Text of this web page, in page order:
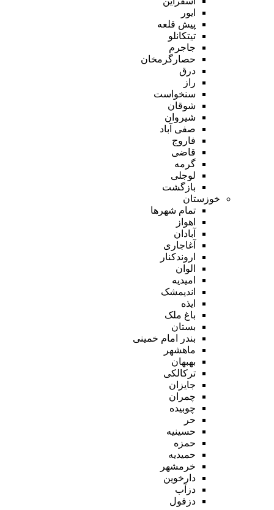
ایور
پیش قلعه
تیتکانلو
جاجرم
حصارگرمخان
درق
راز
سنخواست
شوقان
شیروان
صفی آباد
فاروج
قاضی
گرمه
لوجلی
بازگشت
خوزستان
تمام شهر‌ها
اهواز
آبادان
آغاجاری
اروندکنار
الوان
امیدیه
اندیمشک
ایذه
باغ ملک
بستان
بندر امام خمینی
ماهشهر
بهبهان
ترکالکی
جایزان
چمران
چوبیده
حر
حسینیه
حمزه
حمیدیه
خرمشهر
دارخوین
دزآب
دزفول